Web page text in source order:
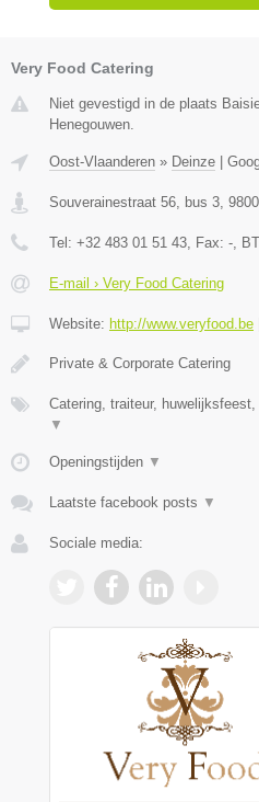
Very Food Catering
Niet gevestigd in de plaats
Henegouwen.
Oost-Vlaanderen » Deinze
Souverainestraat 56, bus 3, 9800
Tel: +32 483 01 51 43, Fax: -,
E-mail › Very Food Catering
Website: http://www.veryfood.be
Private & Corporate Catering
Catering, traiteur,
▼
Openingstijden ▼
Laatste facebook posts ▼
Sociale media: